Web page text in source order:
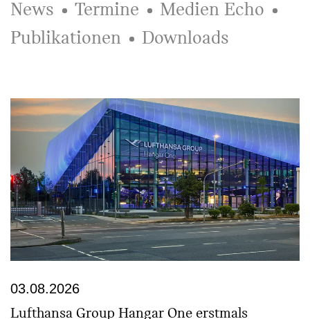
News Termine
Medien Echo
Pub­li­kation­en
Downloads
03.08.2026
Lufthansa Group Hangar One erstmals